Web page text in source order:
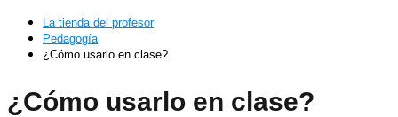
La tienda del profesor
Pedagogía
¿Cómo usarlo en clase?
¿Cómo usarlo en clase?